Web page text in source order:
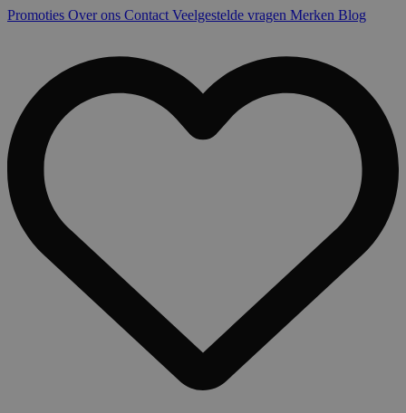
Promoties Over ons Contact Veelgestelde vragen Merken Blog